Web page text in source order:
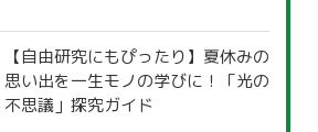
【自由研究にもぴったり】夏休みの
思い出を一生モノの学びに！「光の
不思議」探究ガイド